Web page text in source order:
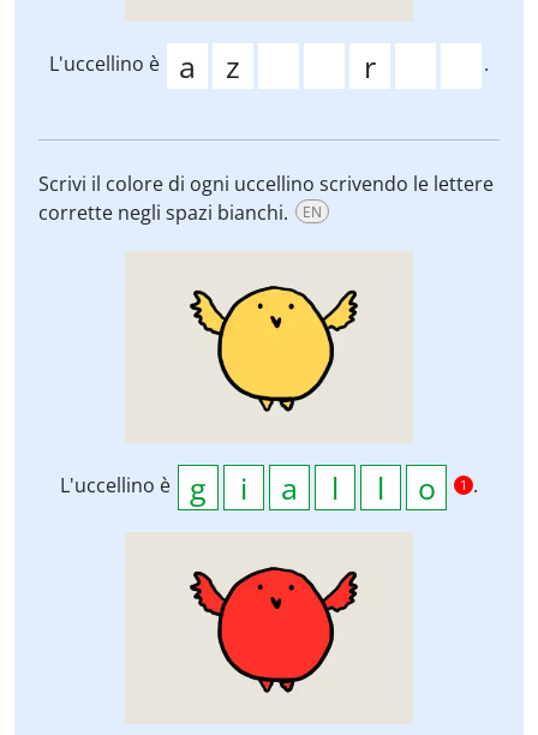
L'uccellino è .
Scrivi il colore di ogni uccellino scrivendo le lettere
corrette negli spazi bianchi.
EN
L'uccellino è 1 .